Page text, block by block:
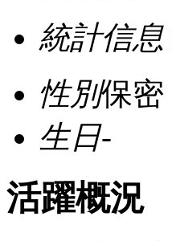
統計信息
性別保密
生日-
活躍概況